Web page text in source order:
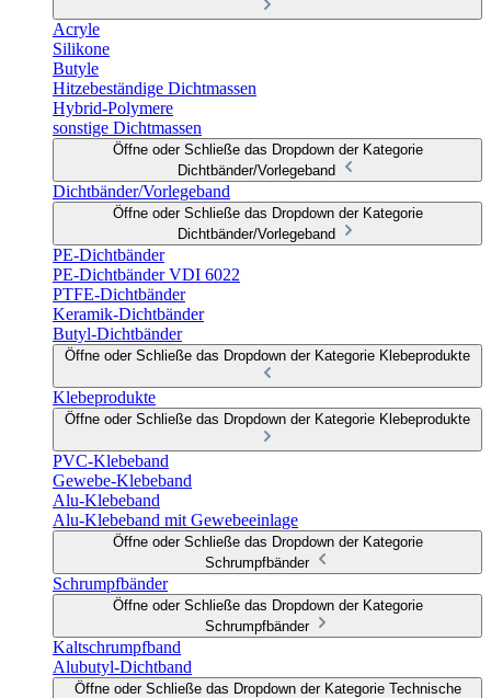
Acryle
Silikone
Butyle
Hitzebeständige Dichtmassen
Hybrid-Polymere
sonstige Dichtmassen
Öffne oder Schließe das Dropdown der Kategorie
Dichtbänder/Vorlegeband
Dichtbänder/Vorlegeband
Öffne oder Schließe das Dropdown der Kategorie
Dichtbänder/Vorlegeband
PE-Dichtbänder
PE-Dichtbänder VDI 6022
PTFE-Dichtbänder
Keramik-Dichtbänder
Butyl-Dichtbänder
Öffne oder Schließe das Dropdown der Kategorie Klebeprodukte
Klebeprodukte
Öffne oder Schließe das Dropdown der Kategorie Klebeprodukte
PVC-Klebeband
Gewebe-Klebeband
Alu-Klebeband
Alu-Klebeband mit Gewebeeinlage
Öffne oder Schließe das Dropdown der Kategorie
Schrumpfbänder
Schrumpfbänder
Öffne oder Schließe das Dropdown der Kategorie
Schrumpfbänder
Kaltschrumpfband
Alubutyl-Dichtband
Öffne oder Schließe das Dropdown der Kategorie Technische